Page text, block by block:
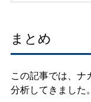
まとめ
この記事では、ナ
分析してきました。